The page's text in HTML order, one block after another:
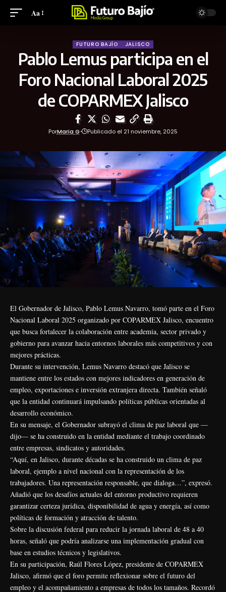
Aa
FUTURO BAJÍO JALISCO
Pablo Lemus participa en el
Foro Nacional Laboral 2025
de COPARMEX Jalisco
PorMaria G Publicado el 21 noviembre, 2025
El Gobernador de Jalisco, Pablo Lemus Navarro, tomó parte en el Foro
Nacional Laboral 2025 organizado por COPARMEX Jalisco, encuentro
que busca fortalecer la colaboración entre academia, sector privado y
gobierno para avanzar hacia entornos laborales más competitivos y con
mejores prácticas.
Durante su intervención, Lemus Navarro destacó que Jalisco se
mantiene entre los estados con mejores indicadores en generación de
empleo, exportaciones e inversión extranjera directa. También señaló
que la entidad continuará impulsando políticas públicas orientadas al
desarrollo económico.
En su mensaje, el Gobernador subrayó el clima de paz laboral que —
dijo— se ha construido en la entidad mediante el trabajo coordinado
entre empresas, sindicatos y autoridades.
“Aquí, en Jalisco, durante décadas se ha construido un clima de paz
laboral, ejemplo a nivel nacional con la representación de los
trabajadores. Una representación responsable, que dialoga…”, expresó.
Añadió que los desafíos actuales del entorno productivo requieren
garantizar certeza jurídica, disponibilidad de agua y energía, así como
políticas de formación y atracción de talento.
Sobre la discusión federal para reducir la jornada laboral de 48 a 40
horas, señaló que podría analizarse una implementación gradual con
base en estudios técnicos y legislativos.
En su participación, Raúl Flores López, presidente de COPARMEX
Jalisco, afirmó que el foro permite reflexionar sobre el futuro del
empleo y el acompañamiento a empresas de todos los tamaños. Recordó